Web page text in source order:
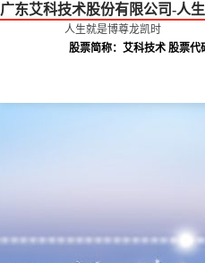
广东艾科技术股份有限公司-人
人生就是博尊龙凯时
股票简称：艾科技术 股票代